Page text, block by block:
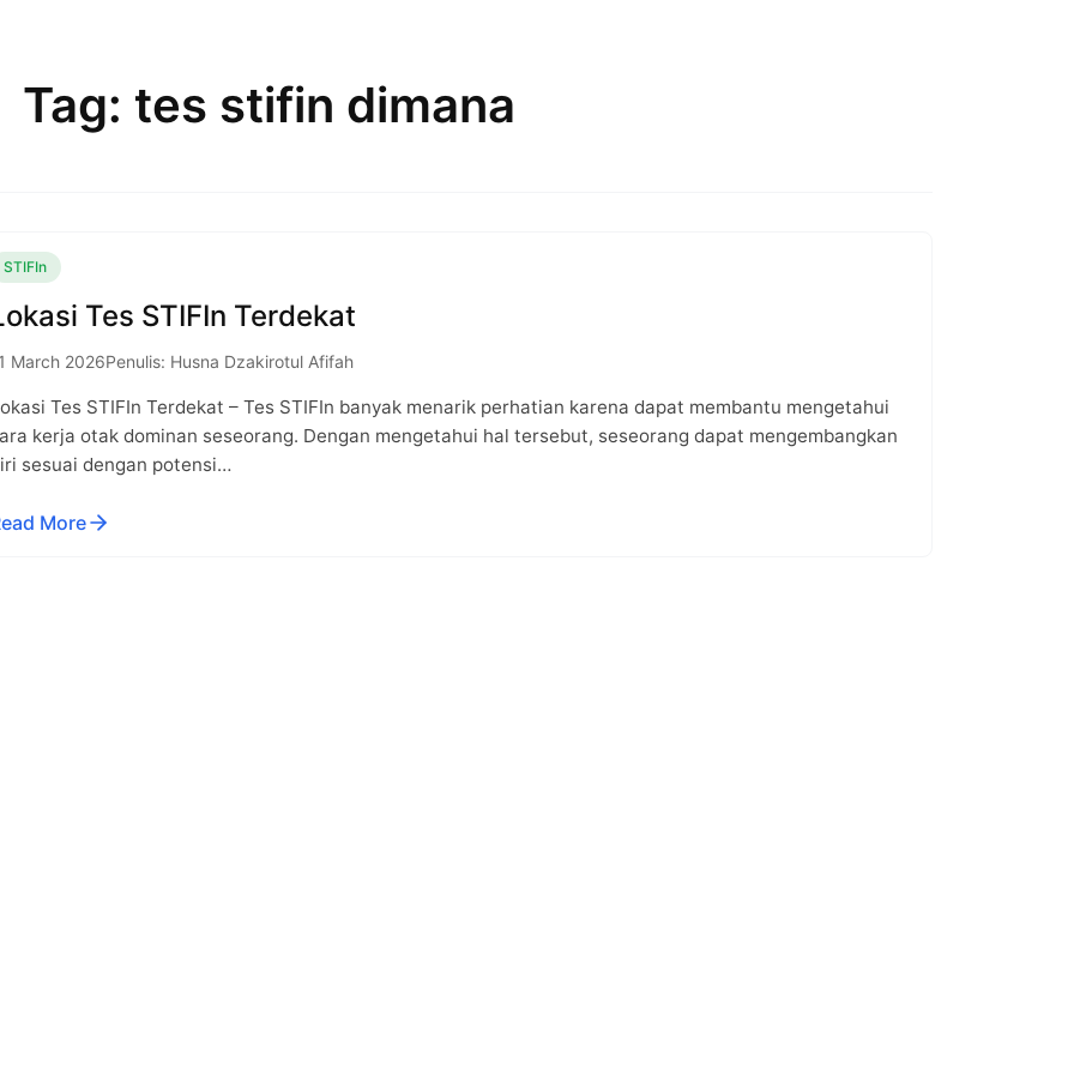
Tag: tes stifin dimana
STIFIn
Tes STIFIn Terdekat
March 2026Penulis: Husna Dzakirotul Afifah
Tes STIFIn Terdekat – Tes STIFIn banyak menarik perhatian karena dapat membantu mengetahui
kerja otak dominan seseorang. Dengan mengetahui hal tersebut, seseorang dapat mengembangkan
sesuai dengan potensi…
More